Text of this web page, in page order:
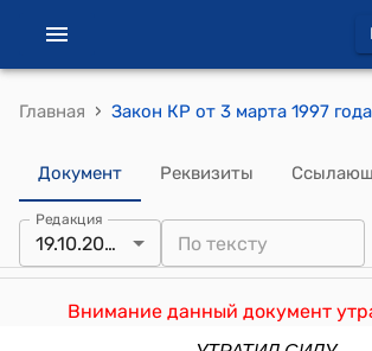
Главная ›
Документ Реквизиты
Редакция
19.10.2013
Внимание данный документ